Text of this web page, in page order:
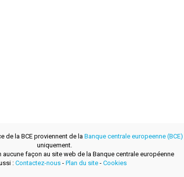
de la BCE proviennent de la Banque centrale europeenne (BCE)
uniquement.
aucune façon au site web de la Banque centrale européenne
:Contactez-nous- Plan du site- Cookies